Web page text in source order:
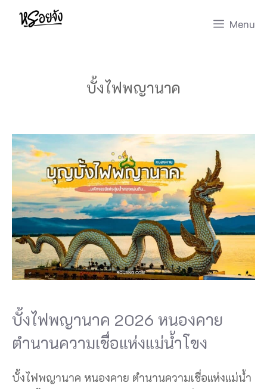
Skip
Menu
บั้งไฟพญานาค
บั้งไฟพญานาค 2026 หนองคาย
ตำนานความเชื่อแห่งแม่น้ำโขง
บั้งไฟพญานาค หนองคาย ตำนานความเชื่อแห่งแม่น้ำ